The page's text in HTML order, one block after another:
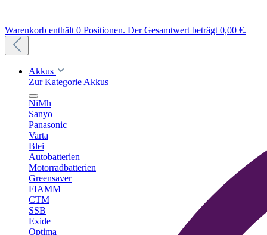
Warenkorb enthält 0 Positionen. Der Gesamtwert beträgt 0,00 €.
Akkus
Zur Kategorie Akkus
NiMh
Sanyo
Panasonic
Varta
Blei
Autobatterien
Motorradbatterien
Greensaver
FIAMM
CTM
SSB
Exide
Optima